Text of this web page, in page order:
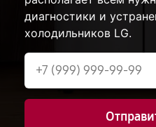
диагностики и
холодильников LG.